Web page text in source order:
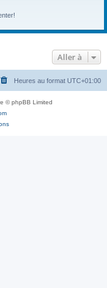
Aller à
Heures au format UTC+01:00
© phpBB Limited